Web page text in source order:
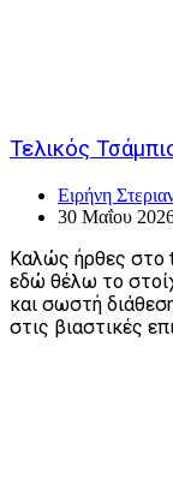
Τελικός
Ειρήνη
30 Μαΐου
Καλώς ήρθες στο
εδώ θέλω το
και σωστή
στις βιαστικές